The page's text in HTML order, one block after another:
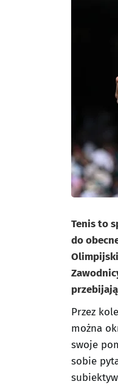
Tenis to
do
Przez
można
swoje
sobie